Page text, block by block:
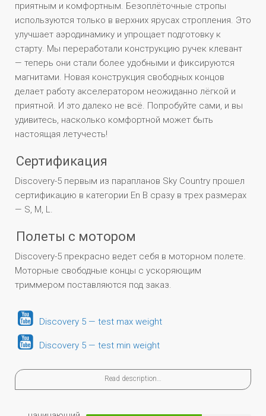
приятным и комфортным. Безоплёточные стропы
используются только в верхних ярусах стропления. Это
улучшает аэродинамику и упрощает подготовку к
старту. Мы переработали конструкцию ручек клевант
— теперь они стали более удобными и фиксируются
магнитами. Новая конструкция свободных концов
делает работу акселератором неожиданно лёгкой и
приятной. И это далеко не всё. Попробуйте сами, и вы
удивитесь, насколько комфортной может быть
настоящая летучесть!
Сертификация
Discovery-5 первым из парапланов Sky Country прошел
сертификацию в категории En B сразу в трех размерах
— S, M, L.
Полеты с мотором
Discovery-5 прекрасно ведет себя в моторном полете.
Моторные свободные концы с ускоряющим
триммером поставляются под заказ.
Discovery 5 — test max weight
Discovery 5 — test min weight
Read description…